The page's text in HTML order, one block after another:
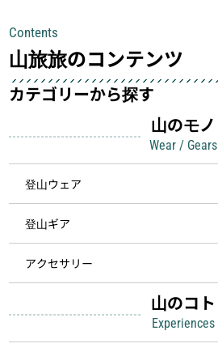
Contents
山旅旅のコンテンツ
カテゴリーから探す
山のモノ
Wear / Gears
登山ウェア
登山ギア
アクセサリー
山のコト
Experiences